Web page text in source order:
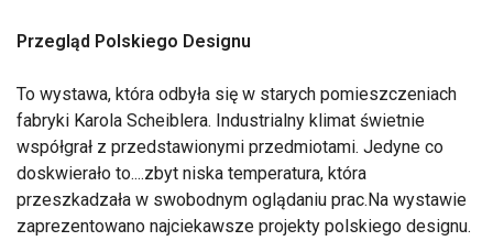
Przegląd Polskiego Designu
To wystawa, która odbyła się w starych pomieszczeniach
fabryki Karola Scheiblera. Industrialny klimat świetnie
współgrał z przedstawionymi przedmiotami. Jedyne co
doskwierało to....zbyt niska temperatura, która
przeszkadzała w swobodnym oglądaniu prac.Na wystawie
zaprezentowano najciekawsze projekty polskiego designu.